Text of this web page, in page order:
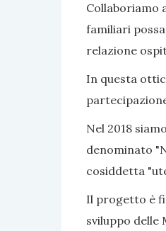
Collaboriamo
familiari
relazione
In questa
Nel 2018
denominato
cosiddetta
Il progetto è
sviluppo delle